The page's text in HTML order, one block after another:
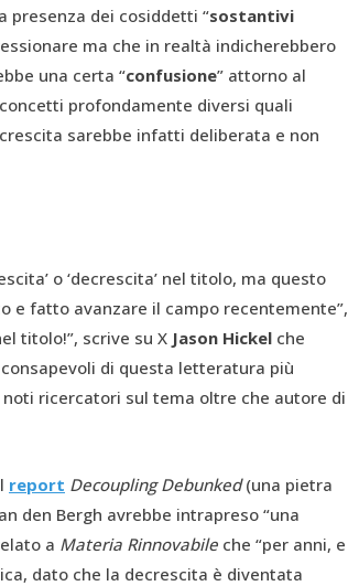
presenza dei cosiddetti “sostantivi
ma che in realtà indicherebbero
una certa “confusione” attorno al
profondamente diversi quali
sarebbe infatti deliberata e non
o ‘decrescita’ nel titolo, ma questo
e fatto avanzare il campo recentemente”,
titolo!”, scrive su X Jason Hickel che
di questa letteratura più
ricercatori sul tema oltre che autore di
report Decoupling Debunked(una pietra
den Bergh avrebbe intrapreso “una
a Materia Rinnovabile che “per anni, e
dato che la decrescita è diventata